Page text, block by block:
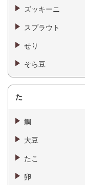
ズッキーニ
スプラウト
せり
そら豆
た
鯛
大豆
たこ
卵